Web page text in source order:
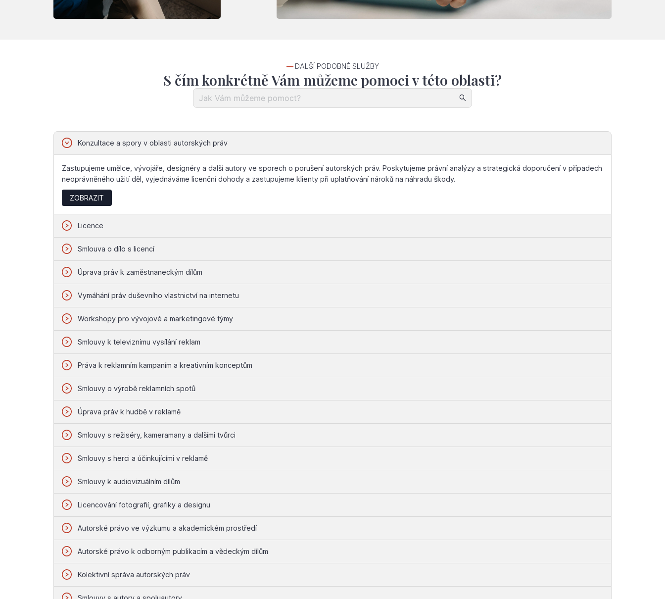
— DALŠÍ PODOBNÉ SLUŽBY
S čím konkrétně Vám můžeme pomoci v této oblasti?
Konzultace a spory v oblasti autorských práv
Zastupujeme umělce, vývojáře, designéry a další autory ve sporech o porušení autorských práv. Poskytujeme právní analýzy a strategická doporučení v případech
neoprávněného užití děl, vyjednáváme licenční dohody a zastupujeme klienty při uplatňování nároků na náhradu škody.
ZOBRAZIT
Licence
Smlouva o dílo s licencí
Úprava práv k zaměstnaneckým dílům
Vymáhání práv duševního vlastnictví na internetu
Workshopy pro vývojové a marketingové týmy
Smlouvy k televiznímu vysílání reklam
Práva k reklamním kampaním a kreativním konceptům
Smlouvy o výrobě reklamních spotů
Úprava práv k hudbě v reklamě
Smlouvy s režiséry, kameramany a dalšími tvůrci
Smlouvy s herci a účinkujícími v reklamě
Smlouvy k audiovizuálním dílům
Licencování fotografií, grafiky a designu
Autorské právo ve výzkumu a akademickém prostředí
Autorské právo k odborným publikacím a vědeckým dílům
Kolektivní správa autorských práv